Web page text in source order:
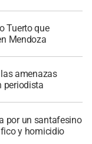
Tuerto que
Mendoza
amenazas
periodista
por un santafesino
y homicidio